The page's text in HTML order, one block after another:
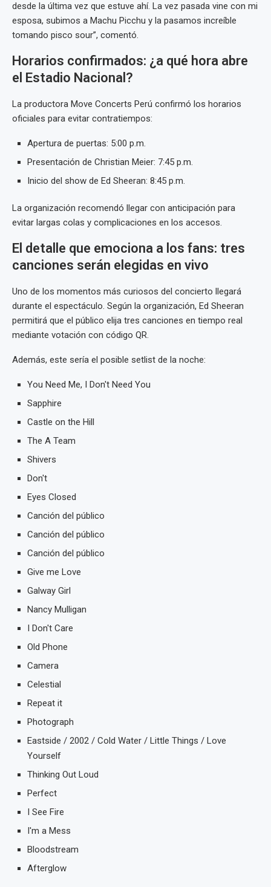
desde la última vez que estuve ahí. La vez pasada vine con mi
esposa, subimos a Machu Picchu y la pasamos increíble
tomando pisco sour”, comentó.
Horarios confirmados: ¿a qué hora abre
el Estadio Nacional?
La productora Move Concerts Perú confirmó los horarios
oficiales para evitar contratiempos:
Apertura de puertas: 5:00 p.m.
Presentación de Christian Meier: 7:45 p.m.
Inicio del show de Ed Sheeran: 8:45 p.m.
La organización recomendó llegar con anticipación para
evitar largas colas y complicaciones en los accesos.
El detalle que emociona a los fans: tres
canciones serán elegidas en vivo
Uno de los momentos más curiosos del concierto llegará
durante el espectáculo. Según la organización, Ed Sheeran
permitirá que el público elija tres canciones en tiempo real
mediante votación con código QR.
Además, este sería el posible setlist de la noche:
You Need Me, I Don't Need You
Sapphire
Castle on the Hill
The A Team
Shivers
Don't
Eyes Closed
Canción del público
Canción del público
Canción del público
Give me Love
Galway Girl
Nancy Mulligan
I Don't Care
Old Phone
Camera
Celestial
Repeat it
Photograph
Eastside / 2002 / Cold Water / Little Things / Love
Yourself
Thinking Out Loud
Perfect
I See Fire
I'm a Mess
Bloodstream
Afterglow